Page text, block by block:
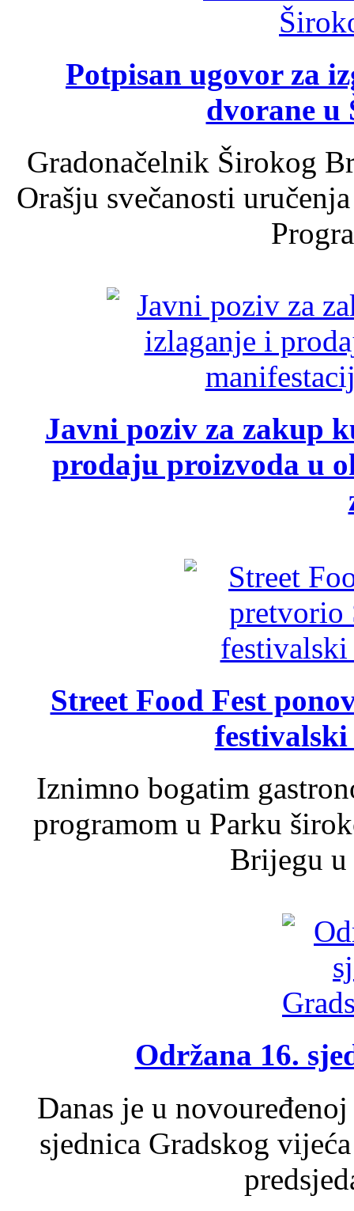
Potpisan ugovor za
dvorane u
Gradonačelnik Širokog
Orašju svečanosti
Javni poziv za zakup
prodaju proizvoda u
Street Food Fest
Iznimno bogatim
programom u Parku
Brijegu u
Održana 16.
Danas je u
sjednica Gradskog